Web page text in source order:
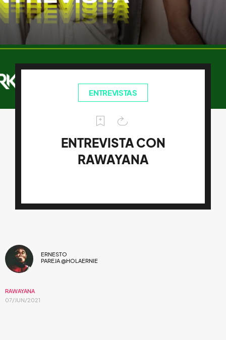
ENTREVISTAS
ENTREVISTA CON
RAWAYANA
ERNESTO
PAREJA @HOLAERNIE
RAWAYANA
07/JUN/2021